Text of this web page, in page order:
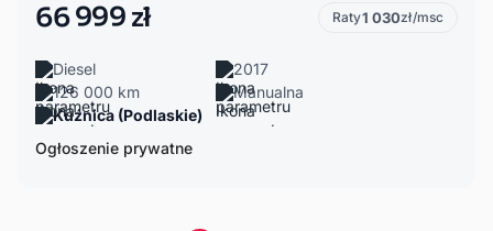
66 999 zł Raty1 030zł/msc
Diesel
2017
126 000 km
Manualna
Kuźnica (Podlaskie)
Ogłoszenie prywatne